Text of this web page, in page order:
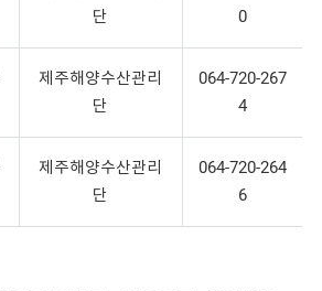
단
0
제주해양수산관리
단
064-720-267
4
제주해양수산관리
단
064-720-264
6